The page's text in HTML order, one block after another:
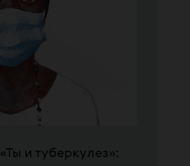
«Ты и туберкулез»: